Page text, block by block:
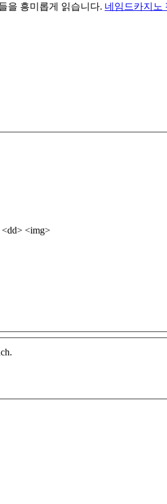
을 흥미롭게 읽습니다. 네임드카지노
<img>